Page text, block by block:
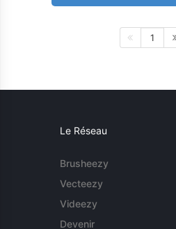
1
Le Réseau
Brusheezy
Vecteezy
Videezy
Devenir